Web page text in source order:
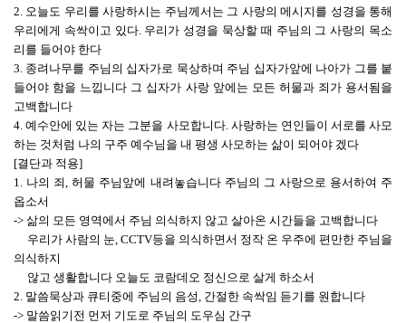
2. 오늘도 우리를 사랑하시는 주님께서는 그 사랑의 메시지를 성경을 통해
우리에게 속싹이고 있다. 우리가 성경을 묵상할 때 주님의 그 사랑의 목소
리를 들어야 한다
3. 종려나무를 주님의 십자가로 묵상하며 주님 십자가앞에 나아가 그를 붙
들어야 함을 느낍니다 그 십자가 사랑 앞에는 모든 허물과 죄가 용서됨을
고백합니다
4. 예수안에 있는 자는 그분을 사모합니다. 사랑하는 연인들이 서로를 사모
하는 것처럼 나의 구주 예수님을 내 평생 사모하는 삶이 되어야 겠다
[결단과 적용]
1. 나의 죄, 허물 주님앞에 내려놓습니다 주님의 그 사랑으로 용서하여 주
옵소서
-> 삶의 모든 영역에서 주님 의식하지 않고 살아온 시간들을 고백합니다
우리가 사람의 눈, CCTV등을 의식하면서 정작 온 우주에 편만한 주님을
의식하지
않고 생활합니다 오늘도 코람데오 정신으로 살게 하소서
2. 말씀묵상과 큐티중에 주님의 음성, 간절한 속싹임 듣기를 원합니다
-> 말씀읽기전 먼저 기도로 주님의 도우심 간구